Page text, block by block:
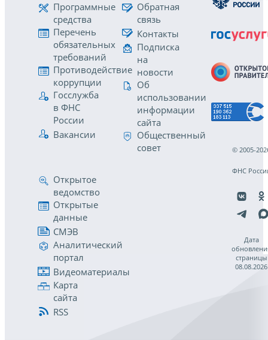
Программные
средства
Перечень
обязательных
требований
Противодействие
коррупции
Госслужба
в ФНС
России
Вакансии
Обратная
связь
Контакты
Подписка
на
новости
Об
использовании
информации
сайта
Общественный
совет
Открытое
ведомство
Открытые
данные
СМЭВ
Аналитический
портал
Видеоматериалы
Карта
сайта
RSS
© 2005-
ФНС
Дата
страницы
08.08.2026